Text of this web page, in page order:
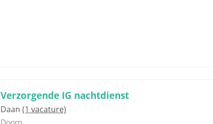
Verzorgende IG nachtdienst
Daan (1 vacature)